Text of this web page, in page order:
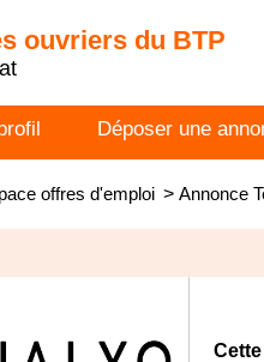
ouvriers du BTP
Déposer une
offres d'emploi > Annonce